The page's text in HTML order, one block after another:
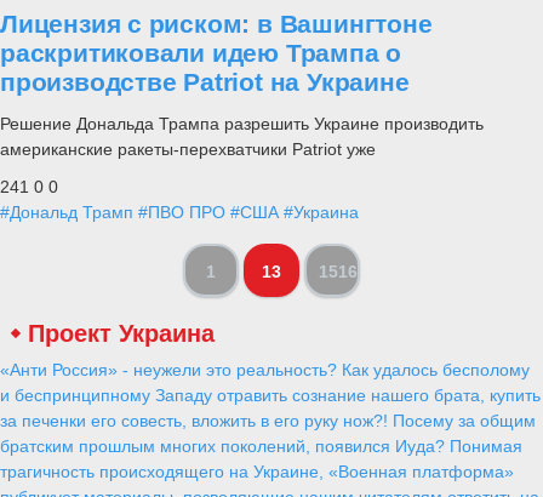
Лицензия с риском: в Вашингтоне
раскритиковали идею Трампа о
производстве Patriot на Украине
Решение Дональда Трампа разрешить Украине производить
американские ракеты-перехватчики Patriot уже
241 0 0
#Дональд Трамп #ПВО ПРО #США #Украина
1 13 1516
Проект Украина
«Анти Россия» - неужели это реальность? Как удалось бесполому
и беспринципному Западу отравить сознание нашего брата, купить
за печенки его совесть, вложить в его руку нож?! Посему за общим
братским прошлым многих поколений, появился Иуда? Понимая
трагичность происходящего на Украине, «Военная платформа»